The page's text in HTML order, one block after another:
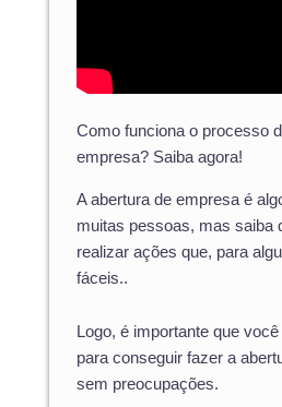
Como funciona o processo
empresa? Saiba agora!
A abertura de empresa é
muitas pessoas, mas saiba
realizar ações que, para
fáceis..
Logo, é importante que
para conseguir fazer a
sem preocupações.